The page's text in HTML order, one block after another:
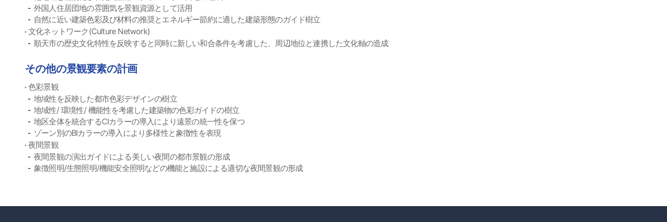
外国人住居団地の雰囲気を景観資源として活用
自然に近い建築色彩及び材料の推奨とエネルギー節約に適した建築形態のガイド樹立
文化ネットワーク(Culture Network)
順天市の歴史文化特性を反映すると同時に新しい和合条件を考慮した、周辺地位と連携した文化軸の造成
その他の景観要素の計画
色彩景観
地域性を反映した都市色彩デザインの樹立
地域性/ 環境性/ 機能性を考慮した建築物の色彩ガイドの樹立
地区全体を統合するCIカラーの導入により遠景の統一性を保つ
ゾーン別のBIカラーの導入により多様性と象徴性を表現
夜間景観
夜間景観の演出ガイドによる美しい夜間の都市景観の形成
象徴照明/生態照明/機能安全照明などの機能と施設による適切な夜間景観の形成